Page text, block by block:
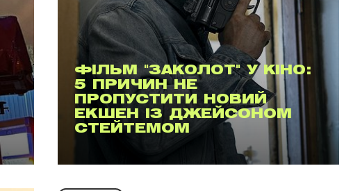
ФІЛЬМ "ЗАКОЛОТ" У КІНО:
5 ПРИЧИН НЕ
ПРОПУСТИТИ НОВИЙ
ЕКШЕН ІЗ ДЖЕЙСОНОМ
СТЕЙТЕМОМ